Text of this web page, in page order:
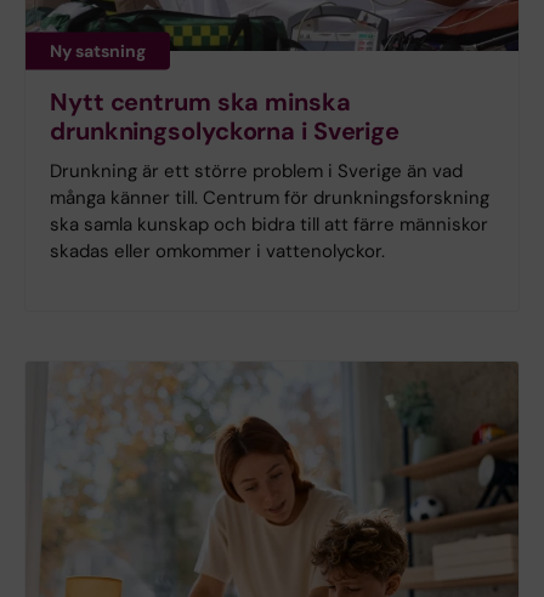
Ny satsning
Nytt centrum ska minska
drunkningsolyckorna i Sverige
Drunkning är ett större problem i Sverige än vad
många känner till. Centrum för drunkningsforskning
ska samla kunskap och bidra till att färre människor
skadas eller omkommer i vattenolyckor.